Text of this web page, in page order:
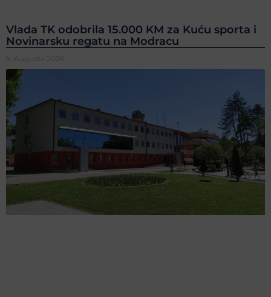
Vlada TK odobrila 15.000 KM za Kuću sporta i
Novinarsku regatu na Modracu
5. Augusta 2026.